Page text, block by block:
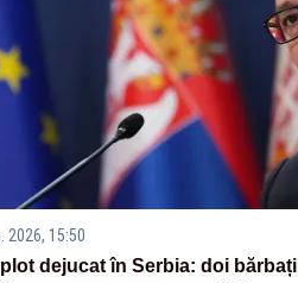
2026, 15:50
dejucat în Serbia: doi